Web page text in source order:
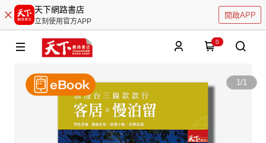
天下網路書店
立刻使用官方APP
開啟APP
0
1/1